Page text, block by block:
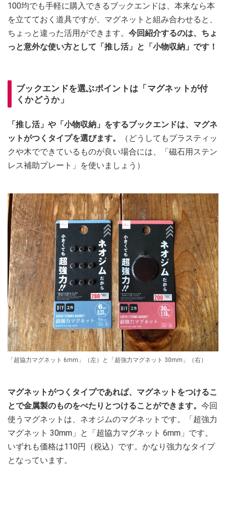
100均でも手軽に購入できるブックエンドは、本来なら本
を立てておく道具ですが、マグネットと組み合わせると、
ちょっと違った活用ができます。 今回紹介するのは、ちょ
っと意外な使い方として「推し活」と「小物収納」です！
ブックエンドを選ぶポイントは「マグネットが付
くかどうか」
「推し活」や「小物収納」をするブックエンドは、マグネ
ットがつくタイプを選びます。
（どうしてもプラスティッ
クや木でできているものが良い場合には、「磁石用ステン
レス補助プレート」を使いましょう）
「超協力マグネット 6mm」（左）と「超強力マグネット 30mm」（右）
マグネットがつくタイプであれば、マグネットをつけるこ
とで金属製のものをぺたりとつけることができます。 今回
使うマグネットは、ネオジムのマグネットです。「超強力
マグネット 30mm」と「超協力マグネット 6mm」です。
いずれも価格は110円（税込）です。かなり強力なタイプ
となっています。